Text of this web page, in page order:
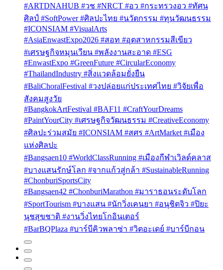
#ARTDNAHUB #วช #NRCT #อว #กระทรวงอว #ทัศน
ศิลป์ #SoftPower #ศิลปะไทย #นวัตกรรม #ทุนวัฒนธรรม
#ICONSIAM #VisualArts
#AsiaEnwastExpo2026 #สอท #อุตสาหกรรมสีเขียว
#เศรษฐกิจหมุนเวียน #พลังงานสะอาด #ESG
#EnwastExpo #GreenFuture #CircularEconomy
#ThailandIndustry #สิ่งแวดล้อมยั่งยืน
#BaliChoralFestival #วงปล่อยแก่ประเทศไทย #วิจัยเพื่อ
สังคมสูงวัย
#BangkokArtFestival #BAF11 #CraftYourDreams
#PaintYourCity #เศรษฐกิจวัฒนธรรม #CreativeEconomy
#ศิลปะร่วมสมัย #ICONSIAM #สศร #ArtMarket #เมือง
แห่งศิลปะ
#Bangsaen10 #WorldClassRunning #เมืองกีฬาเวิลด์คลาส
#บางแสนรักษ์โลก #จากแก้วสู่กล้า #SustainableRunning
#ChonburiSportsCity
#Bangsaen42 #ChonburiMarathon #มาราธอนระดับโลก
#SportTourism #บางแสน #นักวิ่งเคนยา #อนุชิตจิว #ปิยะ
นุชสุขชาติ #งานวิ่งไทยโกอินเตอร์
#BarBQPlaza #บาร์บีคิวพลาซ่า #วิตอะเดย์ #บาร์บีกอน